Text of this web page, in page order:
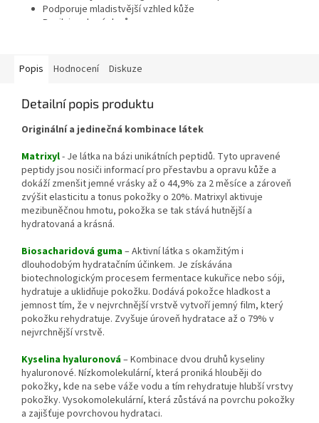
Podporuje mladistvější vzhled kůže
Posiluje zdraví vlasů
Příjemná příchuť manga a jablka
posiluje organismus a zmírňuje únavu, zvyšuje imunitu a
Bez cukrů a umělých sladidel
Neobsahuje lepek a GMO
Klinicky testovaný
Obsahuje 4000 mg bioaktivního rybího kolagenu nejvyšší
kvality
Obsahuje unikátní směs vitamínů a minerálů k podpoře pleti,
kloubů, svalů, vlasů a nehtů
Popis Hodnocení Diskuze
Detailní popis produktu
Originální a jedinečná kombinace látek
Matrixyl- Je látka na bázi unikátních peptidů. Tyto upravené
peptidy jsou nosiči informací pro přestavbu a opravu kůže a
dokáží zmenšit jemné vrásky až o 44,9% za 2 měsíce a zároveň
zvýšit elasticitu a tonus pokožky o 20%. Matrixyl aktivuje
mezibuněčnou hmotu, pokožka se tak stává hutnější a
hydratovaná a krásná.
Biosacharidová guma– Aktivní látka s okamžitým i
dlouhodobým hydratačním účinkem. Je získávána
biotechnologickým procesem fermentace kukuřice nebo sóji,
hydratuje a uklidňuje pokožku. Dodává pokožce hladkost a
jemnost tím, že v nejvrchnější vrstvě vytvoří jemný film, který
pokožku rehydratuje. Zvyšuje úroveň hydratace až o 79% v
nejvrchnější vrstvě.
Kyselina hyaluronová– Kombinace dvou druhů kyseliny
hyaluronové. Nízkomolekulární, která proniká hlouběji do
pokožky, kde na sebe váže vodu a tím rehydratuje hlubší vrstvy
pokožky. Vysokomolekulární, která zůstává na povrchu pokožky
a zajišťuje povrchovou hydrataci.